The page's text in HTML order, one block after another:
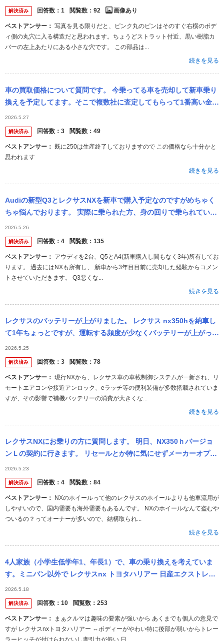
ケ...
解決済み 回答数： 1 閲覧数： 92 画像あり
ベストアンサー：
ィ側の丸穴に入る構造だと思われます。ちょうどストラット付近、黒い樹脂カ
バーの左上あたりにある小さな穴です。 この部品は...
続きを見る
車の買取価格について質問です。 今乗ってる車を売却して新車乗り
換えを予定してます。そこで複数社に査定してもらって1番高い金額
が517万円でした。金額が妥当かご意見を頂きたいです。今の車は
以下の通...
2026.5.27
解決済み 回答数： 3 閲覧数： 49
ベストアンサー：
思われます
続きを見る
Audiの新型Q3とレクサスNXを新車で購入予定なのですがめちゃく
ちゃ悩んでおります。 実際に乗られた方、身の回りで乗られている
方がいればぜひご意見いただきたいです。 それぞれのおすすめポイ
ント...
2026.5.26
解決済み 回答数： 4 閲覧数： 135
ベストアンサー：
ります。 過去にはNXも所有し、 新車から3年目目前に売却した経験からコメン
トさせていただきます。 Q3悪くな...
続きを見る
レクサスのバッテリーが上がりました。 レクサス nx350hを納車し
て1年ちょっとですが、運転する頻度が少なくバッテリーが上がって
しまいました。この場合、ジャンピングスタートなどで充電した後1
時...
2026.5.25
解決済み 回答数： 3 閲覧数： 78
ベストアンサー：
モートエアコンや接近アンロック、eラッチ等の便利装備が多数搭載されていま
すが、その影響で補機バッテリーの消費が大きくな...
続きを見る
レクサスNXにお乗りの方に質問します。 明日、NX350ｈバージョ
ンＬの契約に行きます。 リセールとか特に気にせずメーカーオプシ
ョンはドライブレコーダーのみを選択しました。 （実際セールスに
聞...
2026.5.23
解決済み 回答数： 4 閲覧数： 84
ベストアンサー：
しやすいので、国内需要も海外需要もあるんです。 NXのホイールなんて盗むや
ついるの？ってオーナーが多いので、結構取られ...
続きを見る
4人家族（小学生低学年1、年長1）で、車の乗り換えを考えていま
す。ミニバン以外で レクサスnx トヨタハリアー 日産エクストレイ
ル 三菱アウトランダー ジープコマンダー レンジローバーディス
カ...
2026.5.18
解決済み 回答数： 10 閲覧数： 253
ベストアンサー：
すが レクサスnxトヨタハリアー ⇔ボディーがやわい特に後部が弱いからトレー
ラーヒッチが付けられないし牽引力が低い 日...